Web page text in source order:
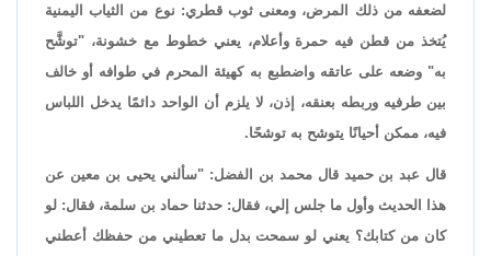
لضعفه من ذلك المرض، ومعنى ثوب قطري: نوع من الثياب اليمنية
يُتخذ من قطن فيه حمرة وأعلام، يعني خطوط مع خشونة، "توشَّح
به" وضعه على عاتقه واضطبع به كهيئة المحرم في طوافه أو خالف
بين طرفيه وربطه بعنقه، إذن، لا يلزم أن الواحد دائمًا يدخل اللباس
فيه، ممكن أحيانًا يتوشح به توشحًا.
قال عبد بن حميد قال محمد بن الفضل: "سألني يحيى بن معين عن
هذا الحديث وأول ما جلس إلي، فقال: حدثنا حماد بن سلمة، فقال: لو
كان من كتابك؟ يعني لو سمحت بدل ما تعطيني من حفظك أعطني